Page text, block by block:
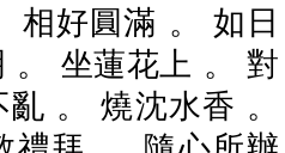
相好圓滿 。 如日
。 坐蓮花上 。 對
。 燒沈水香 。